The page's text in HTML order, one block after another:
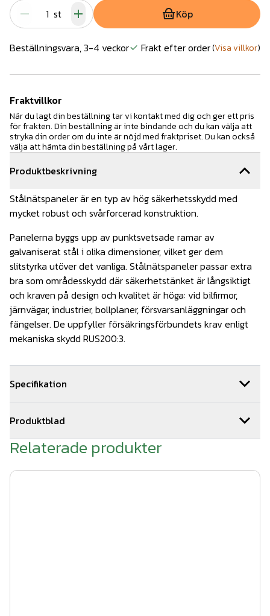
Produktbeskrivning
Stålnätspaneler är en typ av hög säkerhetsskydd med
mycket robust och svårforcerad konstruktion.
Panelerna byggs upp av punktsvetsade ramar av
galvaniserat stål i olika dimensioner, vilket ger dem
slitstyrka utöver det vanliga. Stålnätspaneler passar extra
bra som områdesskydd där säkerhetstänket är långsiktigt
och kraven på design och kvalitet är höga: vid bilfirmor,
järnvägar, industrier, bollplaner, försvarsanläggningar och
fängelser. De uppfyller försäkringsförbundets krav enligt
mekaniska skydd RUS200:3.
Specifikation
Färg: Mörkgrön, RAL 6005
Produktblad
produktblad stålnätspaneler 2022.pdf
Relaterade produkter
st Köp
Beställningsvara, 3-4 veckor Frakt efter order(Visa villkor)
Fraktvillkor
När du lagt din beställning tar vi kontakt med dig och ger ett pris
för frakten. Din beställning är inte bindande och du kan välja att
stryka din order om du inte är nöjd med fraktpriset. Du kan också
välja att hämta din beställning på vårt lager.